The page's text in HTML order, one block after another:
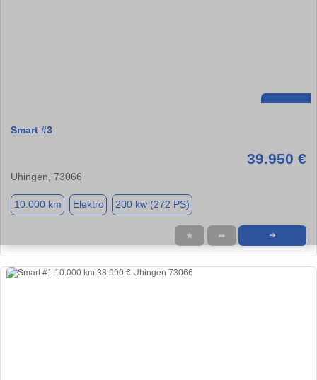
Smart #3
39.950 €
Uhingen, 73066
10.000 km Elektro 200 kw (272 PS)
★ ➦ ➜